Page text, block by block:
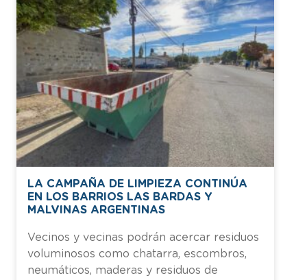
LA CAMPAÑA DE LIMPIEZA CONTINÚA
EN LOS BARRIOS LAS BARDAS Y
MALVINAS ARGENTINAS
Vecinos y vecinas podrán acercar residuos
voluminosos como chatarra, escombros,
neumáticos, maderas y residuos de